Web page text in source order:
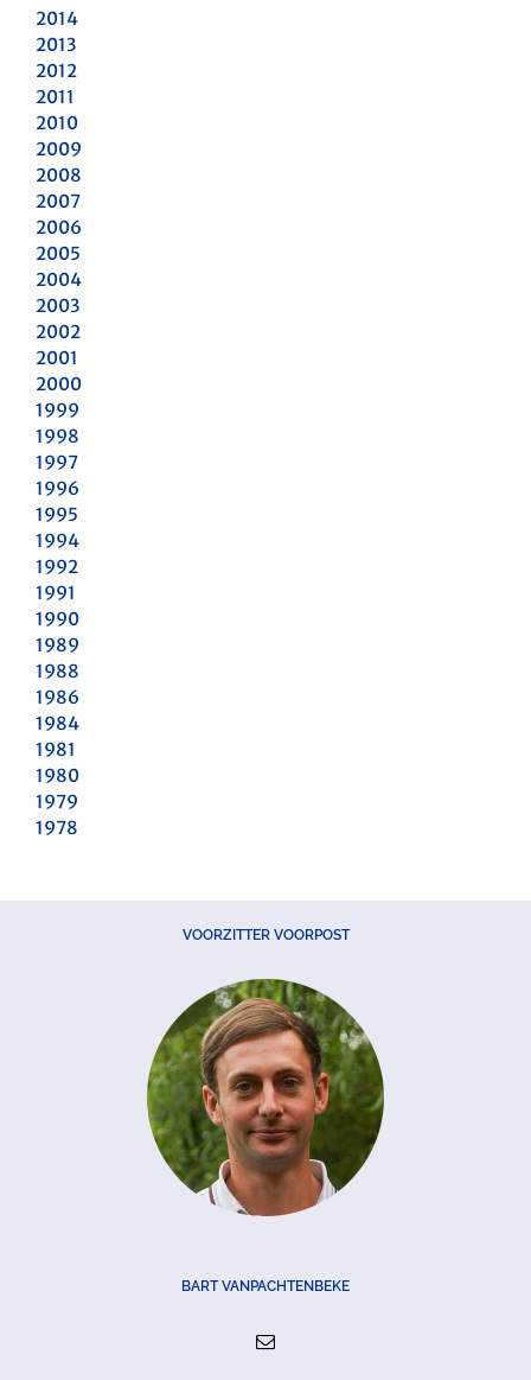
2014
2013
2012
2011
2010
2009
2008
2007
2006
2005
2004
2003
2002
2001
2000
1999
1998
1997
1996
1995
1994
1992
1991
1990
1989
1988
1986
1984
1981
1980
1979
1978
VOORZITTER VOORPOST
BART VANPACHTENBEKE